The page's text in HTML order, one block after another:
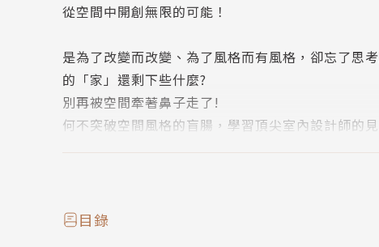
從空間中開創無限的可能！
是為了改變而改變、為了風格而有風格，卻忘了思
的「家」還剩下些什麼?
別再被空間牽著鼻子走了!
何不突破空間風格的盲腸，學習頂尖室內設計師的
目錄